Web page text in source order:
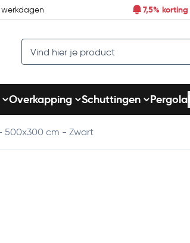
7,5% korting
Search
Overkapping Schuttingen Pergola
500x300 cm - Zwart